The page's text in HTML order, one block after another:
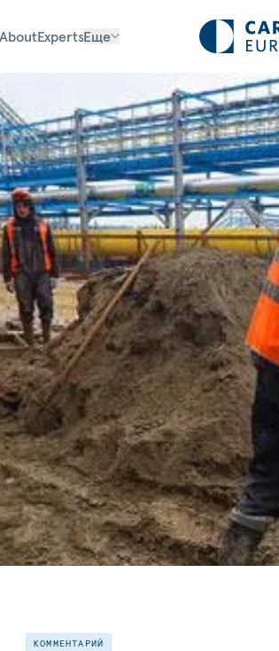
AboutExpertsЕще
КОММЕНТАРИЙ